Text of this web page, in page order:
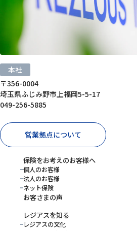
本社
〒356-0004
埼玉県ふじみ野市上福岡5-5-17
049-256-5885
営業拠点について
保険をお考えのお客様へ
個人のお客様
法人のお客様
ネット保険
お客さまの声
レジアスを知る
レジアスの文化